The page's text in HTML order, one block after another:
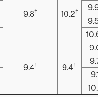
9.8† 10.2†
9.5
9.4† 9.4†